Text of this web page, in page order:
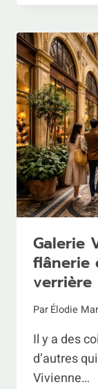
Galerie
flânerie
verrière
ParÉlodie
Il y a des
d’autres
Vivienne…